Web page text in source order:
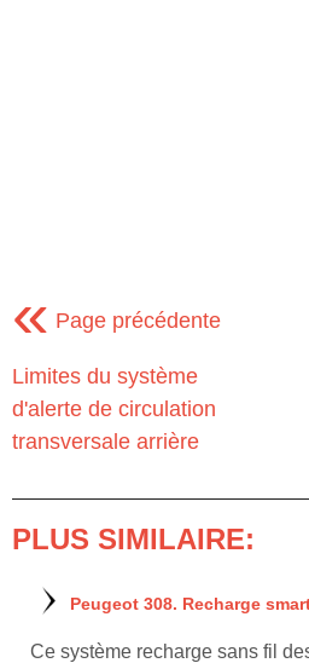
« Page précédente
Limites du système
d'alerte de circulation
transversale arrière
PLUS SIMILAIRE:
Peugeot 308. Recharge
Ce système recharge sans fil